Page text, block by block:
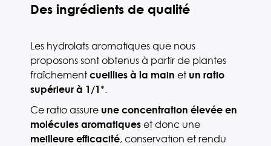
Des ingrédients de qualité
Les hydrolats aromatiques que nous
proposons sont obtenus à partir de plantes
fraîchementcueillies à la main et un ratio
supérieur à 1/1*.
Ce ratio assure une concentration élevée en
molécules aromatiques et donc une
meilleure efficacité, conservation et rendu